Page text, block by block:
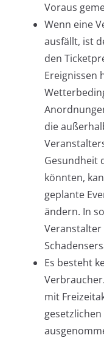
Voraus
Wenn eine
ausfällt, ist
den
Ereignissen
die
Gesundheit
könnten,
geplante
ändern. In
Veranstalter
Es besteht
mit